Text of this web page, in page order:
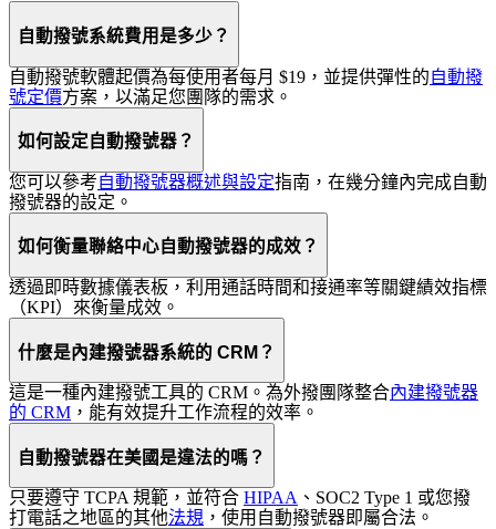
自動撥號系統費用是多少？
自動撥號軟體起價為每使用者每月 $19，並提供彈性的自動撥
號定價方案，以滿足您團隊的需求。
如何設定自動撥號器？
您可以參考自動撥號器概述與設定指南，在幾分鐘內完成自動
撥號器的設定。
如何衡量聯絡中心自動撥號器的成效？
透過即時數據儀表板，利用通話時間和接通率等關鍵績效指標
（KPI）來衡量成效。
什麼是內建撥號器系統的 CRM？
這是一種內建撥號工具的 CRM。為外撥團隊整合內建撥號器
的 CRM ，能有效提升工作流程的效率。
自動撥號器在美國是違法的嗎？
只要遵守 TCPA 規範，並符合 HIPAA 、SOC2 Type 1 或您撥
打電話之地區的其他法規 ，使用自動撥號器即屬合法。